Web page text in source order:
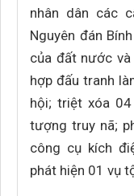
nhân dân các
Nguyên đán
của đất nước và
hợp đấu tranh
hội; triệt xóa
tượng truy nã;
công cụ kích
phát hiện 01 vụ